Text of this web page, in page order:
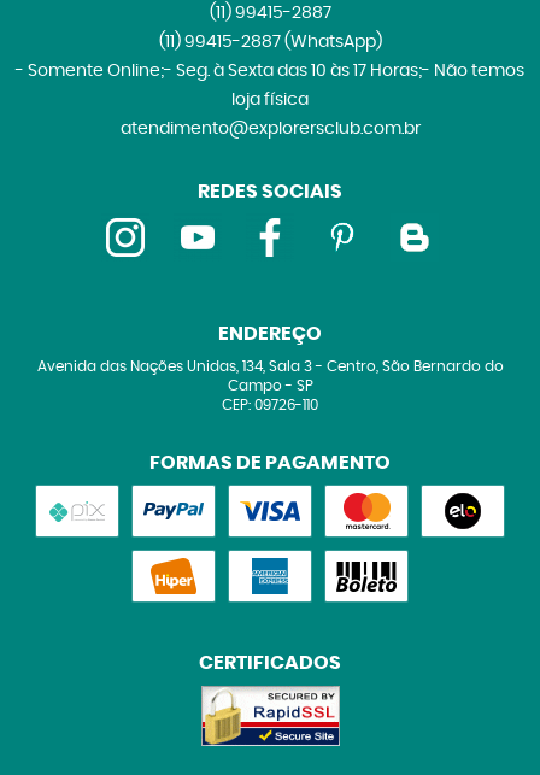
(11)99415-2887
(11)99415-2887 (WhatsApp)
- Somente Online;- Seg. à Sexta das 10 às 17 Horas;- Não temos
loja física
atendimento@explorersclub.com.br
REDES SOCIAIS
ENDEREÇO
Avenida das Nações Unidas, 134, Sala 3- Centro, São Bernardo do
Campo- SP
CEP: 09726-110
FORMAS DE PAGAMENTO
CERTIFICADOS